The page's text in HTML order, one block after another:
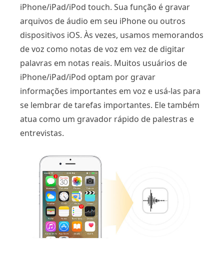
iPhone/iPad/iPod touch. Sua função é gravar
arquivos de áudio em seu iPhone ou outros
dispositivos iOS. Às vezes, usamos memorandos
de voz como notas de voz em vez de digitar
palavras em notas reais. Muitos usuários de
iPhone/iPad/iPod optam por gravar
informações importantes em voz e usá-las para
se lembrar de tarefas importantes. Ele também
atua como um gravador rápido de palestras e
entrevistas.